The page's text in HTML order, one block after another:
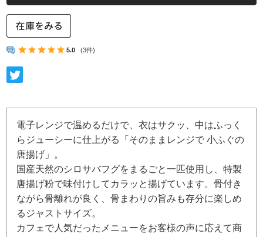
5.0 (3件)
電子レンジで温めるだけで、衣はサクッ、中はふっく
らジューシーに仕上がる「そのままレンジで 小ふぐの
唐揚げ」。
国産天然のシロサバフグをまるごと一匹使用し、特製
唐揚げ粉で味付けしてカラッと揚げています。骨付き
ながら骨離れが良く、骨まわりの旨みも存分に楽しめ
るジャストサイズ。
カフェで人気だったメニューをお客様の声に応えて商